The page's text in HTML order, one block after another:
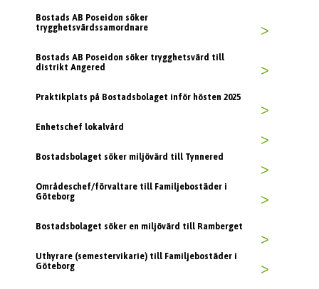
Bostads AB Poseidon söker
trygghetsvärdssamordnare
>
Bostads AB Poseidon söker trygghetsvärd till
distrikt Angered
>
Praktikplats på Bostadsbolaget inför hösten 2025
>
Enhetschef lokalvård
>
Bostadsbolaget söker miljövärd till Tynnered
>
Områdeschef/förvaltare till Familjebostäder i
Göteborg
>
Bostadsbolaget söker en miljövärd till Ramberget
>
Uthyrare (semestervikarie) till Familjebostäder i
Göteborg
>